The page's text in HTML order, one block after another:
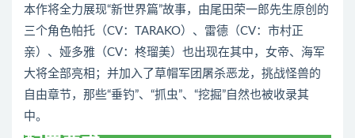
本作将全力展现“新世界篇”故事，由尾田荣一郎先生原创的
三个角色帕托（CV：TARAKO）、雷德（CV：市村正
亲）、娅多雅（CV：柊瑠美）也出现在其中，女帝、海军
大将全部亮相；并加入了草帽军团屠杀恶龙，挑战怪兽的
自由章节，那些“垂钓”、“抓虫”、“挖掘”自然也被收录其
中。